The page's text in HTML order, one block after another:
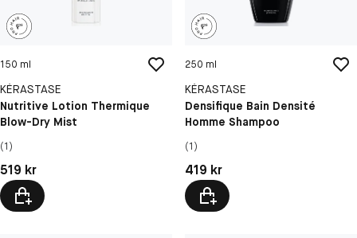
150 ml
KÉRASTASE
Nutritive Lotion Thermique
Blow-Dry Mist
(1)
Pris: 519 kr
519 kr
250 ml
KÉRASTASE
Densifique Bain Densité
Homme Shampoo
(1)
Pris: 419 kr
419 kr